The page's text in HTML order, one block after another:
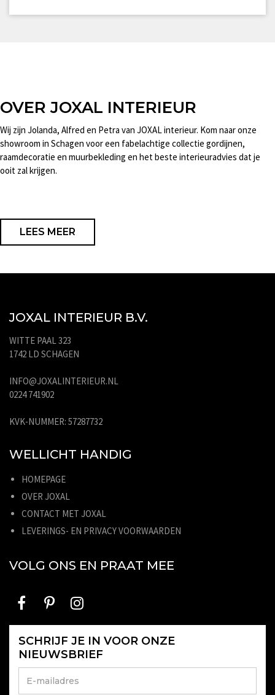
OVER JOXAL INTERIEUR
Wij zijn Jolanda, Alfred en Petra van JOXAL interieur. Kom naar onze
showroom in Schagen voor een fabelachtige collectie gordijnen,
raamdecoratie en muurbekleding en het beste interieuradvies dat je
ooit zal krijgen.
LEES MEER
JOXAL INTERIEUR B.V.
WITTE PAAL 323
1742 LD SCHAGEN
INFO@JOXALINTERIEUR.NL
0224 741902
KVK-NUMMER: 57287732
WELLICHT HANDIG
HOMEPAGE
OVER JOXAL
CONTACT MET JOXAL
LEVERINGS- EN PRIVACY VOORWAARDEN
VOLG ONS EN PRAAT MEE
SCHRIJF JE IN VOOR ONZE
NIEUWSBRIEF